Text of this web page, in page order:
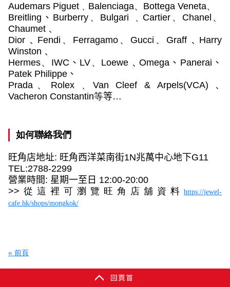
Audemars Piguet﹑ Balenciaga、 Bottega Veneta、
Breitling 、 Burberry 、 Bulgari Cartier 、 Chanel 、
Chaumet﹑
Dior﹑Fendi 、 Ferragamo、 Gucci 、 Graff﹑Harry
Winston﹑
Hermes、 IWC 、 LV 、 Loewe﹑Omega 、 Panerai 、
Patek Philippe、
Prada、 Rolex
Van Cleef & Arpels(VCA)﹑
Vacheron Constantin等等…
如何聯絡我們
旺角店地址: 旺角西洋菜南街1N兆萬中心地下G11
TEL:2788-2299
營業時間: 星期一至日 12:00-20:00
>> 從這裡可瀏覽旺角店舖資料https://jewel-
cafe.hk/shops/mongkok/
« 前頁